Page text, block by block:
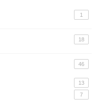
1
18
46
13
7